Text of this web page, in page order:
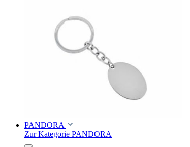
PANDORA
Zur Kategorie PANDORA